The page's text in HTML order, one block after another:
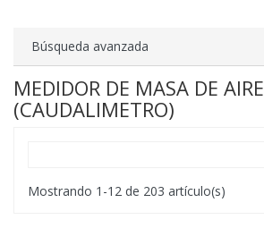
Búsqueda avanzada
MEDIDOR DE MASA DE AIRE
(CAUDALIMETRO)
Mostrando 1-12 de 203 artículo(s)